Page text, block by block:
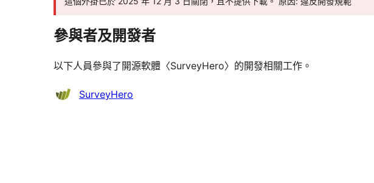
參與者及開發者
以下人員參與了開源軟體〈SurveyHero〉的開發相關工作。
參
SurveyHero